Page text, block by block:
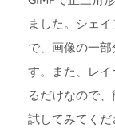
ました。シェ
で、画像の一
す。また、レ
るだけなので
試してみてくだ